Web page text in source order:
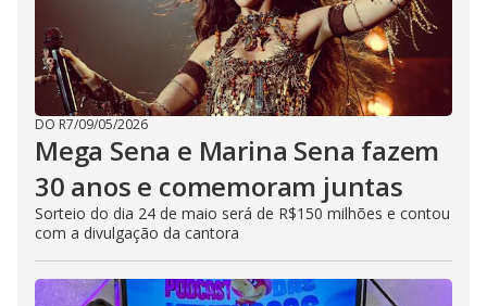
DO R7/09/05/2026
Mega Sena e Marina Sena fazem
30 anos e comemoram juntas
Sorteio do dia 24 de maio será de R$150 milhões e contou
com a divulgação da cantora